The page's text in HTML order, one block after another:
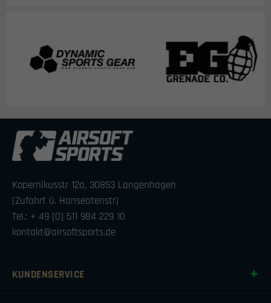
Kopernikusstr 12a, 30853 Langenhagen
(Zufahrt ü. Hanseatenstr)
Tel.: + 49 [0] 511 984 229 10
kontakt@airsoftsports.de
KUNDENSERVICE